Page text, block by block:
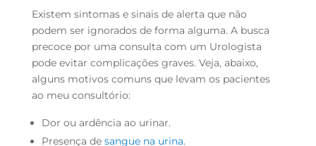
Existem sintomas e sinais de alerta que não
podem ser ignorados de forma alguma. A busca
precoce por uma consulta com um Urologista
pode evitar complicações graves. Veja, abaixo,
alguns motivos comuns que levam os pacientes
ao meu consultório:
Dor ou ardência ao urinar.
Presença de sangue na urina.